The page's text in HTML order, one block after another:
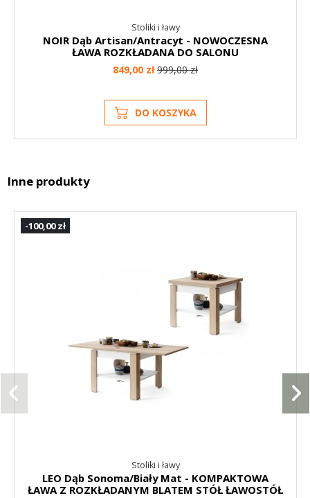
Stoliki i ławy
NOIR Dąb Artisan/Antracyt - NOWOCZESNA
ŁAWA ROZKŁADANA DO SALONU
849,00 zł999,00 zł
DO KOSZYKA
Inne produkty
-100,00 zł
Stoliki i ławy
LEO Dąb Sonoma/Biały Mat - KOMPAKTOWA
ŁAWA Z ROZKŁADANYM BLATEM STÓŁ ŁAWOSTÓŁ